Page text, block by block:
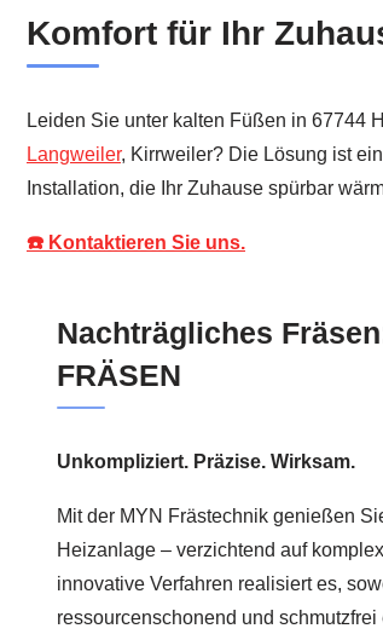
Komfort für Ihr
Leiden Sie unter kalten Füßen in 67744
Langweiler, Kirrweiler? Die Lösung ist
Installation, die Ihr Zuhause spürbar
☎️ Kontaktieren Sie uns.
Nachträgliches
FRÄSEN
Unkompliziert. Präzise. Wirksam.
Mit der MYN Frästechnik genießen
Heizanlage – verzichtend auf
innovative Verfahren realisiert es,
ressourcenschonend und